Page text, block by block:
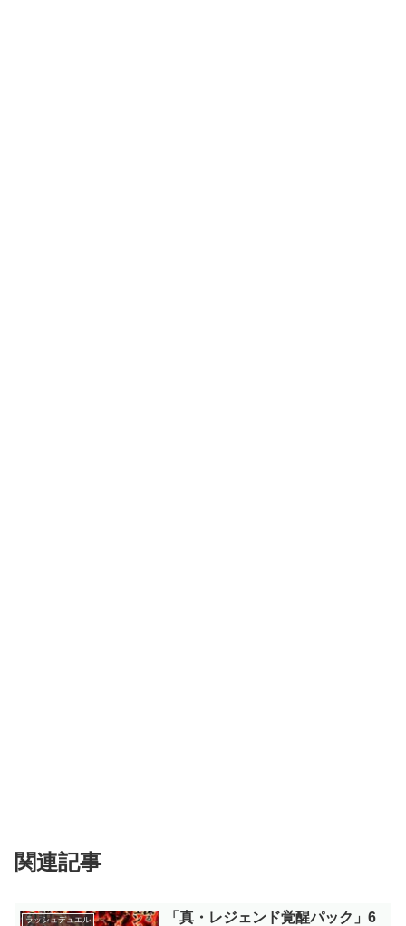
関連記事
ラッシュデュエル
「真・レジェンド覚醒パック」6